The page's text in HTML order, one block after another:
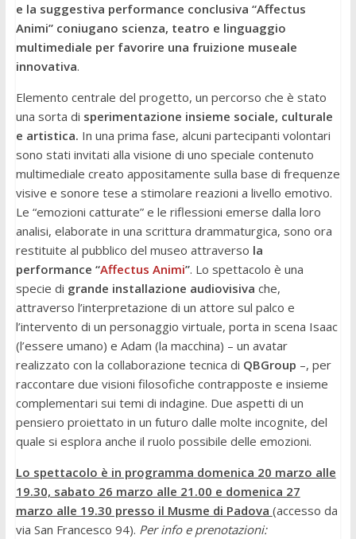
e la suggestiva performance conclusiva “Affectus
Animi” coniugano scienza, teatro e linguaggio
multimediale per favorire una fruizione museale
innovativa.
Elemento centrale del progetto, un percorso che è stato
una sorta di sperimentazione insieme sociale, culturale
e artistica. In una prima fase, alcuni partecipanti volontari
sono stati invitati alla visione di uno speciale contenuto
multimediale creato appositamente sulla base di frequenze
visive e sonore tese a stimolare reazioni a livello emotivo.
Le “emozioni catturate” e le riflessioni emerse dalla loro
analisi, elaborate in una scrittura drammaturgica, sono ora
restituite al pubblico del museo attraverso la
performance “Affectus Animi”. Lo spettacolo è una
specie di grande installazione audiovisiva che,
attraverso l’interpretazione di un attore sul palco e
l’intervento di un personaggio virtuale, porta in scena Isaac
(l’essere umano) e Adam (la macchina) – un avatar
realizzato con la collaborazione tecnica di QBGroup –, per
raccontare due visioni filosofiche contrapposte e insieme
complementari sui temi di indagine. Due aspetti di un
pensiero proiettato in un futuro dalle molte incognite, del
quale si esplora anche il ruolo possibile delle emozioni.
Lo spettacolo è in programma domenica 20 marzo alle
19.30, sabato 26 marzo alle 21.00 e domenica 27
marzo alle 19.30 presso il Musme di Padova (accesso da
via San Francesco 94). Per info e prenotazioni: